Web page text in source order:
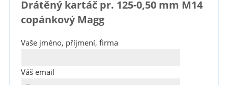
Drátěný kartáč pr. 125-0,50 mm M14
copánkový Magg
Vaše jméno, příjmení, firma
Váš email